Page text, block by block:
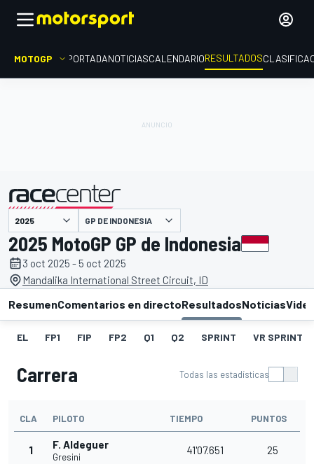
MOTOGP PORTADANOTICIASCALENDARIORESULTADOS
presentado por GP DE INDONESIA
2025 MotoGP GP de Indonesia
3 oct 2025 - 5 oct 2025
Mandalika International Street Circuit, ID
ResumenComentarios en directoResultadosNoticias
EL FP1 FIP FP2 Q1 Q2 SPRINT VR SPRINT
Carrera Todas las estadísticas
CLA PILOTO TIEMPO PUNTOS
1 F. Aldeguer
Gresini
41'07.651 25